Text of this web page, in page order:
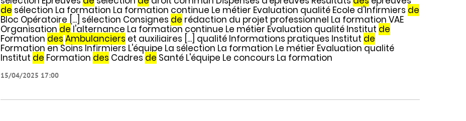
de sélection La formation La formation continue Le métier Evaluation qualité Ecole d'Infirmiers de
Bloc Opératoire [...] sélection Consignes de rédaction du projet professionnel La formation VAE
Organisation de l'alternance La formation continue Le métier Evaluation qualité Institut de
Formation desAmbulanciers et auxiliaires [...] qualité Informations pratiques Institut de
Formation en Soins Infirmiers L'équipe La sélection La formation Le métier Evaluation qualité
Institut de Formation des Cadres de Santé L'équipe Le concours La formation
15/04/2025 17:00